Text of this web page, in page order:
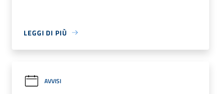
LEGGI DI PIÙ
AVVISI